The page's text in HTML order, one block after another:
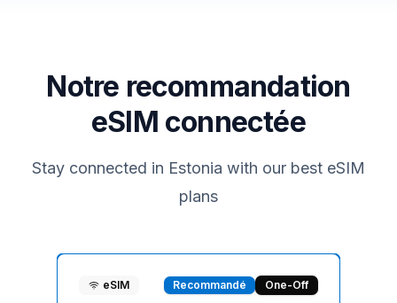
Notre recommandation
eSIM connectée
Stay connected in Estonia with our best eSIM
plans
eSIM Recommandé One-Off